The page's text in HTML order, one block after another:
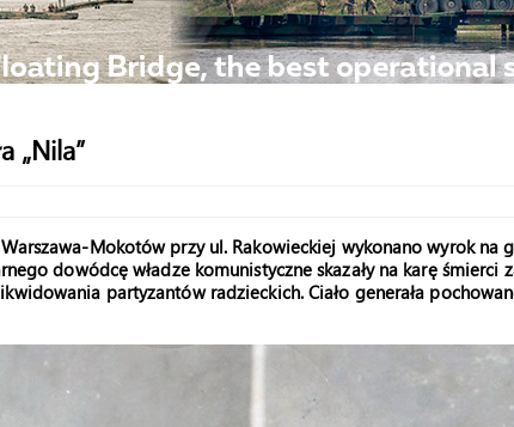
„Nila”
Mokotów przy ul. Rakowieckiej wykonano wyrok na
dowódcę władze komunistyczne skazały na karę śmierci
partyzantów radzieckich. Ciało generała